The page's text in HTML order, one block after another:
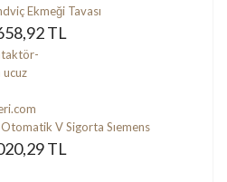
Ekmeği Tavası
TL
V Sigorta Sıemens
TL